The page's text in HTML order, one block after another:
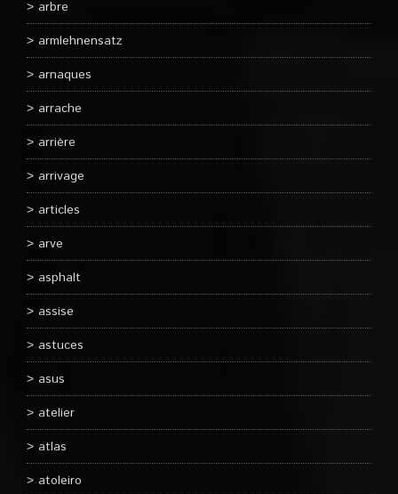
arbre
armlehnensatz
arnaques
arrache
arrière
arrivage
articles
arve
asphalt
assise
astuces
asus
atelier
atlas
atoleiro